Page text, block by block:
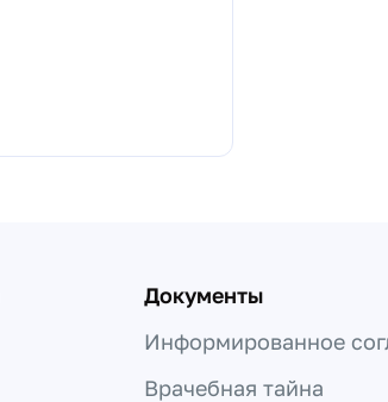
Документы
Информированное
Врачебная тайна